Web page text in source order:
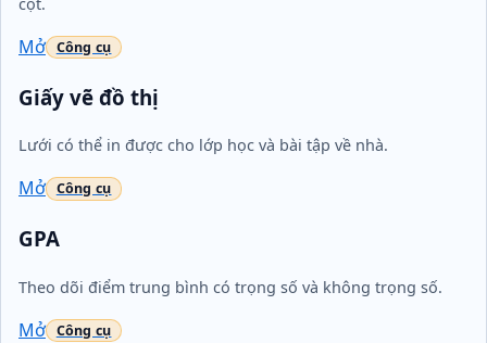
Mở
Giấy vẽ đồ thị
Lưới có thể in được cho lớp học và bài tập về nhà.
Mở
GPA
Theo dõi điểm trung bình có trọng số và không trọng số.
Mở